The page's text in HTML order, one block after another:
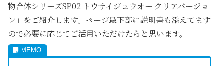
物合体シリーズSP02 トウサイジュウオー クリアバージョ
ン」をご紹介します。ページ最下部に説明書も添えてます
ので必要に応じてご活用いただけたらと思います。